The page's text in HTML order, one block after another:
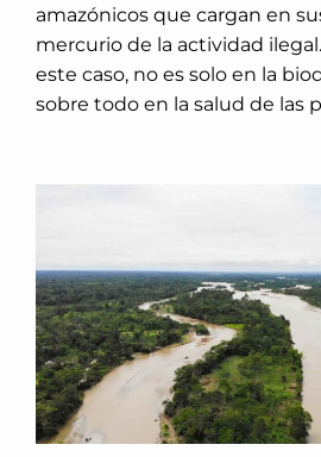
amazónicos que cargan en
mercurio de la actividad
este caso, no es solo en la
sobre todo en la salud de las